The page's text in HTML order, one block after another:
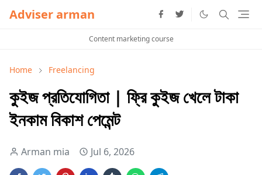
Adviser arman
Content marketing course
Home Freelancing
কুইজ প্রতিযোগিতা | ফ্রি কুইজ খেলে টাকা
ইনকাম বিকাশ পেমেন্ট
Arman mia Jul 6, 2026